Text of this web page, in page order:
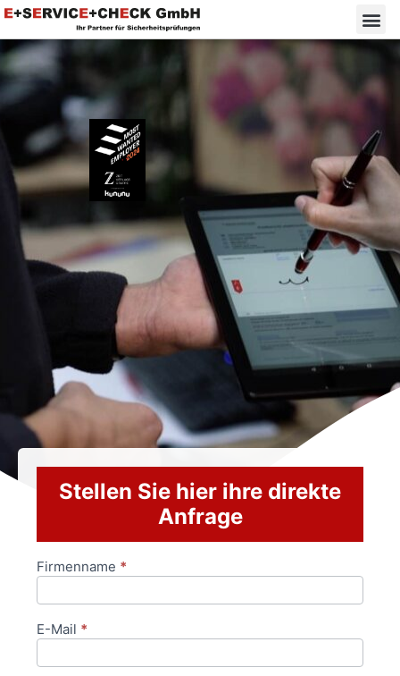
Stellen Sie hier ihre direkte
Anfrage
Anfrageformular
Firmenname *
E-Mail *